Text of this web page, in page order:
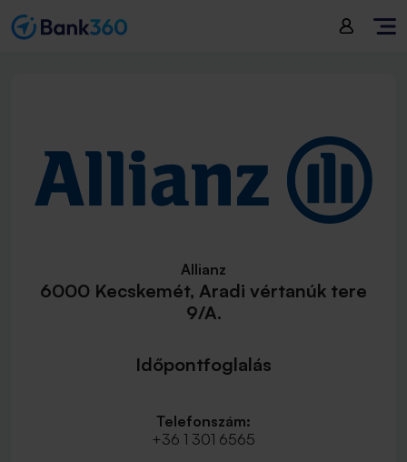
Allianz
6000 Kecskemét, Aradi vértanúk tere
9/A.
Időpontfoglalás
Telefonszám:
+36 1 301 6565